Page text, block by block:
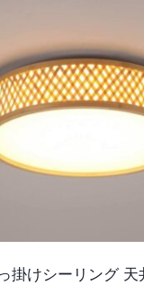
掛けシーリング 天